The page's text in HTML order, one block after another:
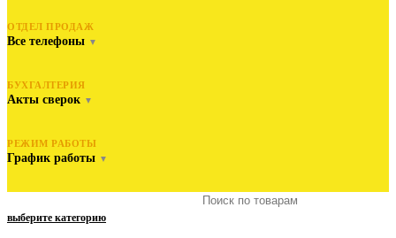
ОТДЕЛ ПРОДАЖ
Все телефоны ▼
БУХГАЛТЕРИЯ
Акты сверок ▼
РЕЖИМ РАБОТЫ
График работы ▼
выберите категорию